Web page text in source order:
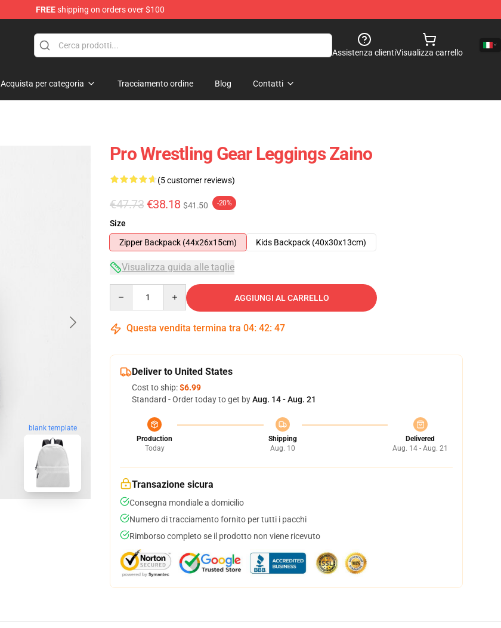
FREEshipping on orders over $100
Assistenza clientiVisualizza carrello
Acquista per categoria Tracciamento ordine Blog Contatti
blank template
Pro Wrestling Gear Leggings Zaino
(5 customer reviews)
€47.73 €38.18 $41.50 -20%
Size
Zipper Backpack (44x26x15cm)
Kids Backpack (40x30x13cm)
Visualizza guida alle taglie
AGGIUNGI AL CARRELLO
Questa vendita termina tra 04: 42: 46
Deliver to United States
Cost to ship:$6.99
Standard - Order today to get byAug. 14 - Aug. 21
Production
Today
Shipping
Aug. 10
Delivered
Aug. 14 - Aug. 21
Transazione sicura
Consegna mondiale a domicilio
Numero di tracciamento fornito per tutti i pacchi
Rimborso completo se il prodotto non viene ricevuto